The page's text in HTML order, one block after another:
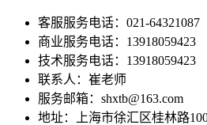
客服服务电话：021-64321087
商业服务电话：13918059423
技术服务电话：13918059423
联系人：崔老师
服务邮箱： shxtb@163.com
地址：上海市徐汇区桂林路